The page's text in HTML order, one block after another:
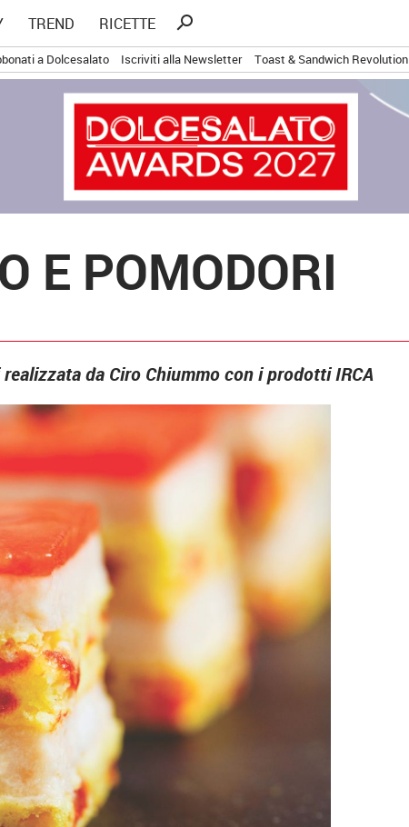
TREND RICETTE
Ricerca
search
a Dolcesalato Iscriviti alla Newsletter Toast & Sandwich Revolution
E POMODORI
da Ciro Chiummo con i prodotti IRCA